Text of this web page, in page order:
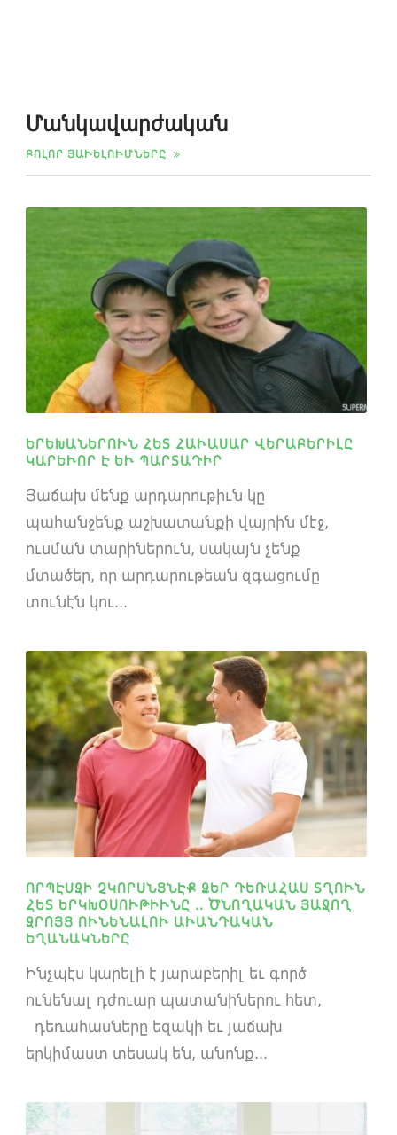
Մանկավարժական
ԲՈԼՈՐ ՅԱՒԵԼՈՒՄՆԵՐԸ
ԵՐԵԽԱՆԵՐՈՒՆ ՀԵՏ ՀԱՒԱՍԱՐ ՎԵՐԱԲԵՐԻԼԸ
ԿԱՐԵՒՈՐ Է ԵՒ ՊԱՐՏԱԴԻՐ
Յաճախ մենք արդարութիւն կը
պահանջենք աշխատանքի վայրին մէջ,
ուսման տարիներուն, սակայն չենք
մտածեր, որ արդարութեան զգացումը
տունէն կու...
ՈՐՊԷՍԶԻ ՉԿՈՐՍՆՑՆԷՔ ՁԵՐ ԴԵՌԱՀԱՍ ՏՂՈՒՆ
ՀԵՏ ԵՐԿԽՕՍՈՒԹԻՒՆԸ .. ԾՆՈՂԱԿԱՆ ՅԱՋՈՂ
ԶՐՈՅՑ ՈՒՆԵՆԱԼՈՒ ԱՒԱՆԴԱԿԱՆ
ԵՂԱՆԱԿՆԵՐԸ
Ինչպէս կարելի է յարաբերիլ եւ գործ
ունենալ դժուար պատանիներու հետ,
դեռահասները եզակի եւ յաճախ
երկիմաստ տեսակ են, անոնք...